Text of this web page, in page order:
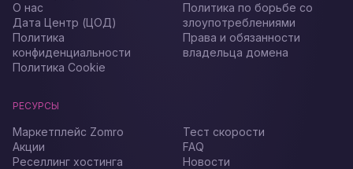
О нас
Дата Центр (ЦОД)
Политика
конфиденциальности
Политика Cookie
Политика по борьбе со
злоупотреблениями
Права и обязанности
владельца домена
РЕСУРСЫ
Маркетплейс Zomro
Акции
Реселлинг хостинга
Тест скорости
FAQ
Новости